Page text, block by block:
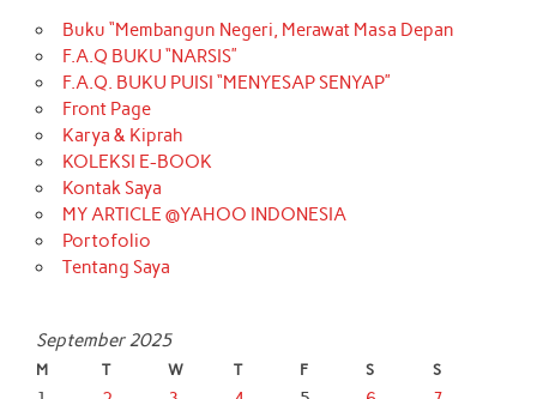
Buku “Membangun Negeri, Merawat Masa Depan
F.A.Q BUKU “NARSIS”
F.A.Q. BUKU PUISI “MENYESAP SENYAP”
Front Page
Karya & Kiprah
KOLEKSI E-BOOK
Kontak Saya
MY ARTICLE @YAHOO INDONESIA
Portofolio
Tentang Saya
September 2025
M T W T F S S